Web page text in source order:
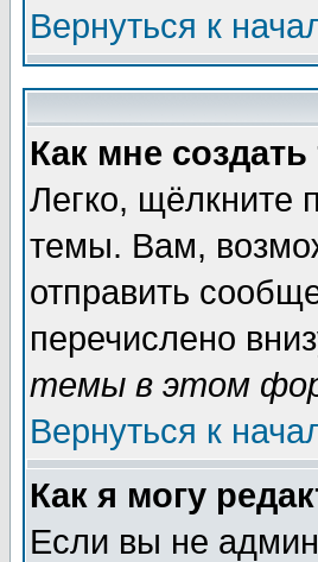
Вернуться к
Как мне
Легко, щёлкните
темы. Вам,
отправить
перечислено
темы в этом
Вернуться к
Как я могу
Если вы не